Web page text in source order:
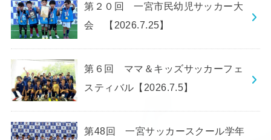
第２０回 一宮市民幼児サッカー大
会 【2026.7.25】
第６回 ママ＆キッズサッカーフェ
スティバル【2026.7.5】
第48回 一宮サッカースクール学年